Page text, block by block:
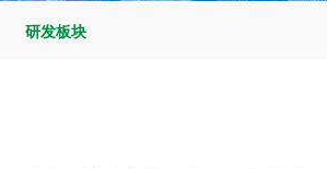
研发板块